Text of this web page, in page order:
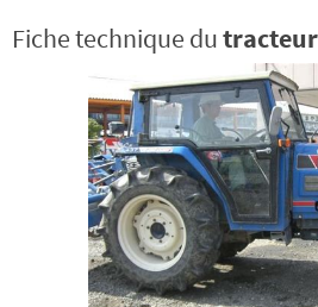
Fiche technique du